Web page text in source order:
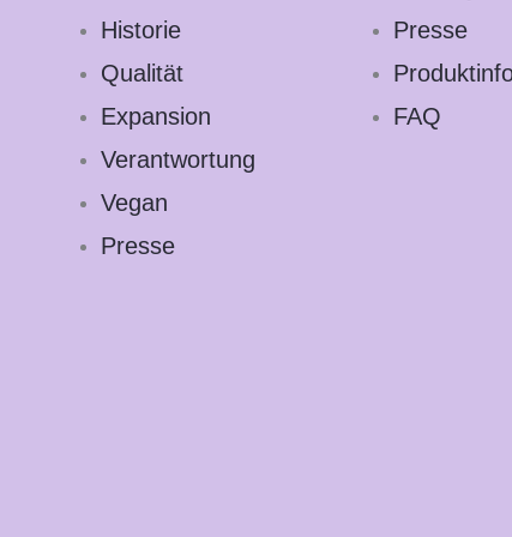
Historie
Qualität
Expansion
Verantwortung
Vegan
Presse
Presse
FAQ